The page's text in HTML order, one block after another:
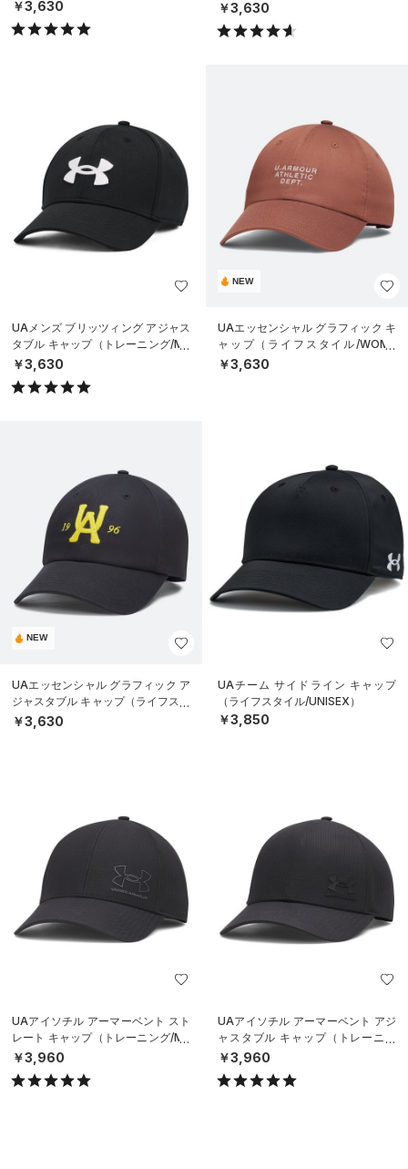
￥3,630 N）
￥3,630
UAメンズ ブリッツィング アジャス
タブル キャップ（トレーニング/ME
N）
￥3,630
NEW
UAエッセンシャル グラフィック キ
ャップ（ライフスタイル/WOME
N）
￥3,630
NEW
UAエッセンシャル グラフィック ア
ジャスタブル キャップ（ライフスタ
イル/UNISEX）
￥3,630
UAチーム サイドライン キャップ
（ライフスタイル/UNISEX）
￥3,850
UAアイソチル アーマーベント スト
レート キャップ（トレーニング/ME
N）
￥3,960
UAアイソチル アーマーベント アジ
ャスタブル キャップ（トレーニン
グ/MEN）
￥3,960